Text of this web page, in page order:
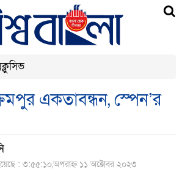
একতাবন্ধন, স্পেন’র
: ৩:৫৫:১০,অপরাহ্ন ১১ অক্টোবর ২০২৩